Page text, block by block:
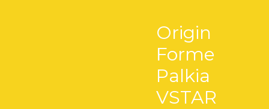
Origin
Forme
Palkia
VSTAR